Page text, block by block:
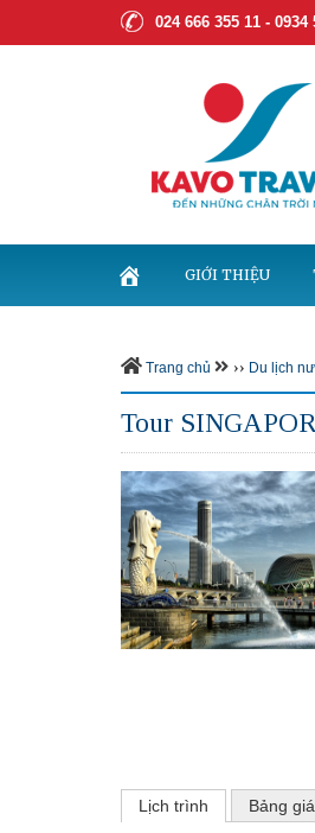
024 666 355 11 - 0934
GIỚI THIỆU
Trang chủ ›› Du lịch
Tour
Lịch trình Bảng giá